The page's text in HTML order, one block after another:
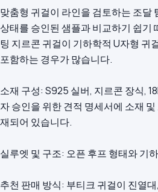
맞춤형 귀걸이 라인을 검토하는 조달
상태를 승인된 샘플과 비교하기 쉽기
팅 지르콘 귀걸이 기하학적 U자형 귀
포함하는 경우가 많습니다.
소재 구성: S925 실버, 지르콘 장식,
자 승인을 위한 견적 명세서에 소재
재되어 있습니다.
실루엣 및 구조: 오픈 후프 형태와 기
추천 판매 방식: 부티크 귀걸이 진열